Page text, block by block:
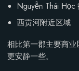
Nguyễn Thái Học
西贡河附近区域
相比第一郡主要商业
更安静一些。